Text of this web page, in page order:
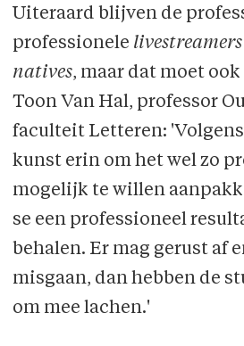
Uiteraard blijven de
professionele livestreamers
natives, maar dat moet
Toon Van Hal, professor
faculteit Letteren:
kunst erin om het wel zo
mogelijk te willen
se een professioneel
behalen. Er mag gerust af
misgaan, dan hebben de
om mee lachen.'